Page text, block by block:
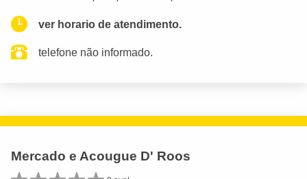
ver horario de atendimento.
telefone não informado.
Mercado e Acougue D' Roos